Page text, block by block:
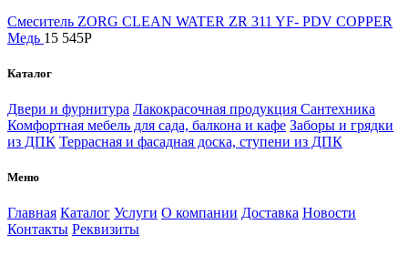
Смеситель ZORG CLEAN WATER ZR 311 YF- PDV COPPER
Медь 15 545Р
Каталог
Двери и фурнитура Лакокрасочная продукция Сантехника
Комфортная мебель для сада, балкона и кафе Заборы и грядки
из ДПК Террасная и фасадная доска, ступени из ДПК
Меню
Главная Каталог Услуги О компании Доставка Новости
Контакты Реквизиты